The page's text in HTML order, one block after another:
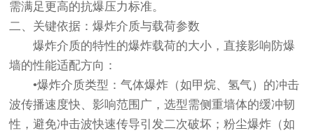
需满足更高的抗爆压力标准。
二、关键依据：爆炸介质与载荷参数
爆炸介质的特性的爆炸载荷的大小，直接影响防爆
墙的性能适配方向：
•爆炸介质类型：气体爆炸（如甲烷、氢气）的冲击
波传播速度快、影响范围广，选型需侧重墙体的缓冲韧
性，避免冲击波快速传导引发二次破坏；粉尘爆炸（如